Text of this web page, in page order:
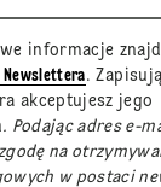
informacje
Newslettera.
akceptujesz jego
. Podając adres e-
na
w postaci